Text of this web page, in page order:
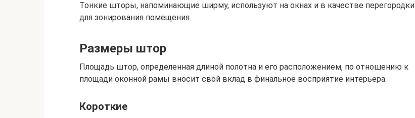
Тонкие шторы, напоминающие ширму, используют на окнах и в качестве перегородки
для зонирования помещения.
Размеры штор
Площадь штор, определенная длиной полотна и его расположением, по отношению к
площади оконной рамы вносит свой вклад в финальное восприятие интерьера.
Короткие